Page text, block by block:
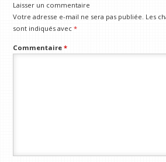
Laisser un commentaire
Votre adresse e-mail ne sera pas publiée. Les
sont indiqués avec*
Commentaire*